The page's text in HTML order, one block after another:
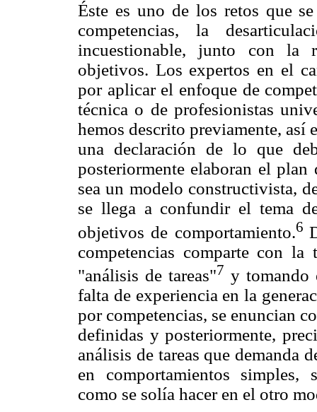
Éste es uno de los retos que
competencias, la
incuestionable, junto con la
objetivos. Los expertos en el
por aplicar el enfoque de
técnica o de profesionistas
hemos descrito previamente, así
una declaración de lo que
posteriormente elaboran el
sea un modelo constructivista,
se llega a confundir el tema
objetivos de comportamiento.6
competencias comparte con
"análisis de tareas"7 y tomando
falta de experiencia en la
por competencias, se enuncian
definidas y posteriormente,
análisis de tareas que demanda
en comportamientos simples,
como se solía hacer en el otro